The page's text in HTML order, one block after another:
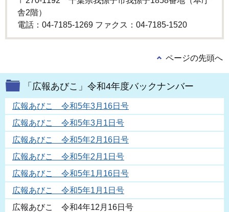
舎2階）
電話：04-7185-1269 ファクス：04-7185-1520
ページの先頭へ
「広報あびこ」令和4年度バックナンバー
広報あびこ 令和5年3月16日号
広報あびこ 令和5年3月1日号
広報あびこ 令和5年2月16日号
広報あびこ 令和5年2月1日号
広報あびこ 令和5年1月16日号
広報あびこ 令和5年1月1日号
広報あびこ 令和4年12月16日号